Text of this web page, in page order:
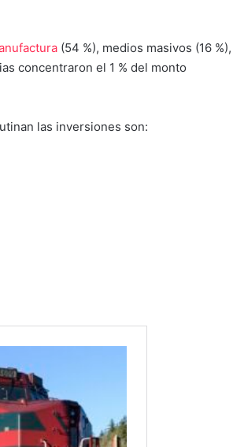
(54 %), medios masivos (16 %),
concentraron el 1 % del monto
las inversiones son: